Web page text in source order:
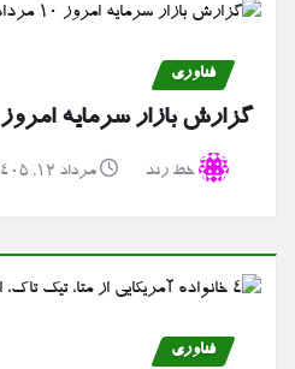
فناوری
گزارش بازار سرمایه امروز ۱۰ مرداد ۱۴۰۵
خط رند مرداد ۱۲, ۱۴۰۵
فناوری